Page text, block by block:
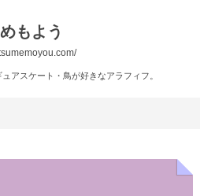
もよう
アスケート・鳥が好きなアラフィフ。